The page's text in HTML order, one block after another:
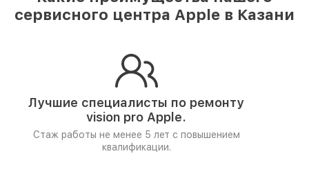
сервисного центра Apple в Казани
Лучшие специалисты по ремонту
vision pro Apple.
Стаж работы не менее 5 лет с повышением
квалификации.